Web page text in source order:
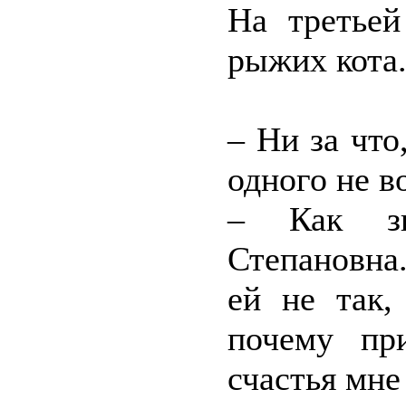
На
рыжих кота.
– Ни за
одного не
– Как
ей не
почему
счастья